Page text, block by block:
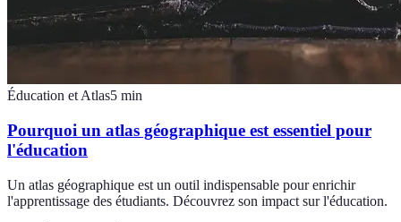
Éducation et Atlas5 min
Pourquoi un atlas géographique est essentiel pour
l'éducation
Un atlas géographique est un outil indispensable pour enrichir
l'apprentissage des étudiants. Découvrez son impact sur l'éducation.